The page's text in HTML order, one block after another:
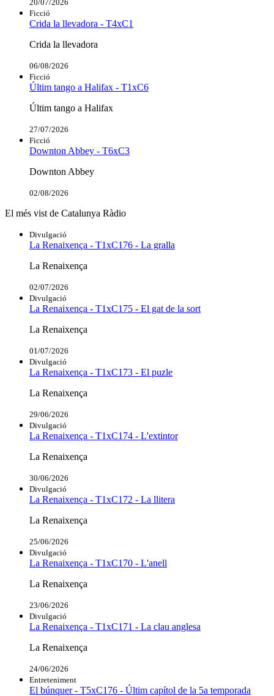
20/07/2026
Ficció
Crida la llevadora - T4xC1
Crida la llevadora
06/08/2026
Ficció
Últim tango a Halifax - T1xC6
Últim tango a Halifax
27/07/2026
Ficció
Downton Abbey - T6xC3
Downton Abbey
02/08/2026
El més vist de Catalunya Ràdio
Divulgació
La Renaixença - T1xC176 - La gralla
La Renaixença
02/07/2026
Divulgació
La Renaixença - T1xC175 - El gat de la sort
La Renaixença
01/07/2026
Divulgació
La Renaixença - T1xC173 - El puzle
La Renaixença
29/06/2026
Divulgació
La Renaixença - T1xC174 - L'extintor
La Renaixença
30/06/2026
Divulgació
La Renaixença - T1xC172 - La llitera
La Renaixença
25/06/2026
Divulgació
La Renaixença - T1xC170 - L'anell
La Renaixença
23/06/2026
Divulgació
La Renaixença - T1xC171 - La clau anglesa
La Renaixença
24/06/2026
Entreteniment
El búnquer - T5xC176 - Últim capítol de la 5a temporada